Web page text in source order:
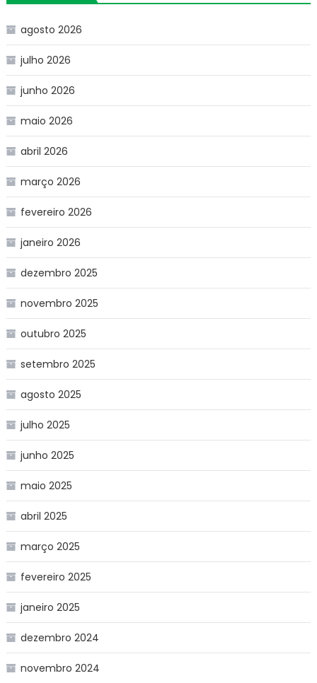
agosto 2026
julho 2026
junho 2026
maio 2026
abril 2026
março 2026
fevereiro 2026
janeiro 2026
dezembro 2025
novembro 2025
outubro 2025
setembro 2025
agosto 2025
julho 2025
junho 2025
maio 2025
abril 2025
março 2025
fevereiro 2025
janeiro 2025
dezembro 2024
novembro 2024